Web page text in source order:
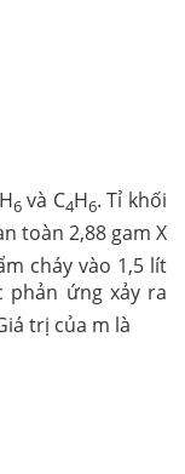
6và C4H6. Tỉ khối
toàn 2,88 gam X
cháy vào 1,5 lít
phản ứng xảy ra
trị của m là